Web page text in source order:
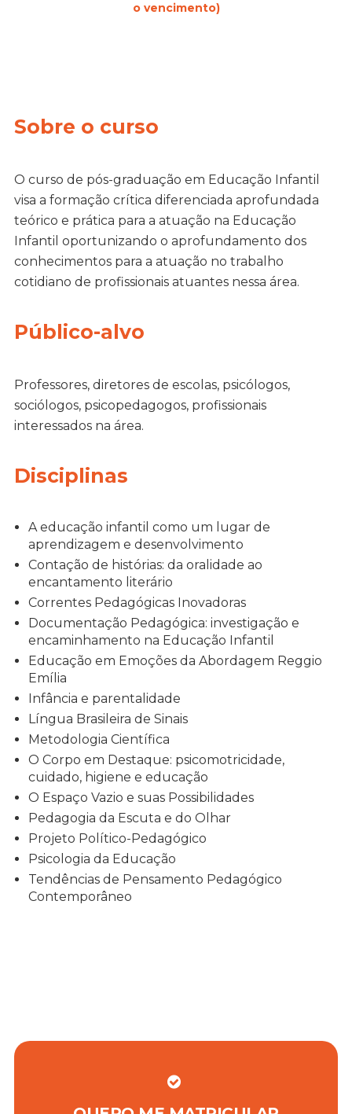
o vencimento)
Sobre o curso
O curso de pós-graduação em Educação Infantil
visa a formação crítica diferenciada aprofundada
teórico e prática para a atuação na Educação
Infantil oportunizando o aprofundamento dos
conhecimentos para a atuação no trabalho
cotidiano de profissionais atuantes nessa área.
Público-alvo
Professores, diretores de escolas, psicólogos,
sociólogos, psicopedagogos, profissionais
interessados na área.
Disciplinas
A educação infantil como um lugar de
aprendizagem e desenvolvimento
Contação de histórias: da oralidade ao
encantamento literário
Correntes Pedagógicas Inovadoras
Documentação Pedagógica: investigação e
encaminhamento na Educação Infantil
Educação em Emoções da Abordagem Reggio
Emília
Infância e parentalidade
Língua Brasileira de Sinais
Metodologia Científica
O Corpo em Destaque: psicomotricidade,
cuidado, higiene e educação
O Espaço Vazio e suas Possibilidades
Pedagogia da Escuta e do Olhar
Projeto Político-Pedagógico
Psicologia da Educação
Tendências de Pensamento Pedagógico
Contemporâneo